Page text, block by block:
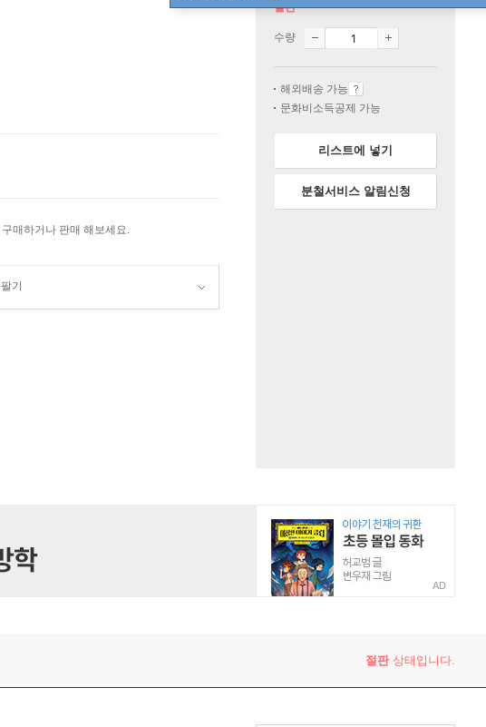
매하거나 판매 해보세요.
기
절판
수량
해외배송 가능
문화비소득공제 가능
리스트에 넣기
분철서비스 알림신청
AD
절판상태입니다.